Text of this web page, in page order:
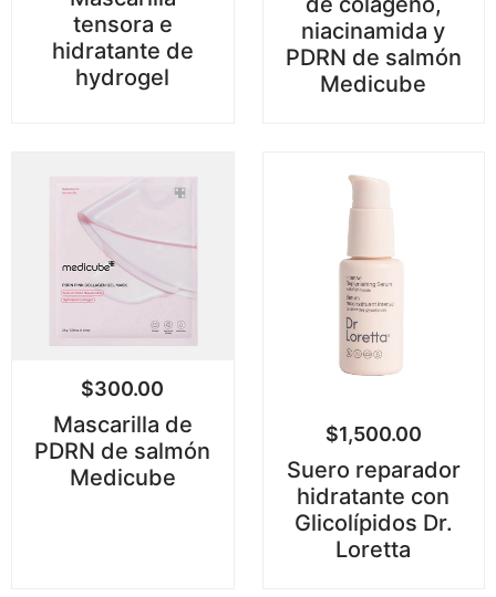
tensora e
hidratante de
hydrogel
niacinamida y
PDRN de salmón
Medicube
$300.00
Mascarilla de
PDRN de salmón
Medicube
$1,500.00
Suero reparador
hidratante con
Glicolípidos Dr.
Loretta